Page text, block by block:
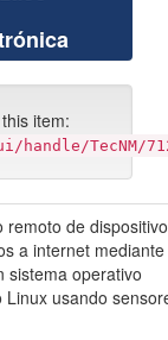
item:
TecNM/
remoto de
a internet mediante
sistema operativo
Linux usando